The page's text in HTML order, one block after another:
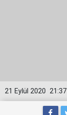
21:37
21 Eylül 2020